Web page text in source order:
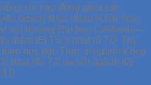
chỉ dao động giữa các
ngành khác nhau ở bậc học
với trường Đại học California –
điểm IELTS ít nhất là 7.0. Tuy
học bậc Thạc sĩ ngành Khoa
tăng lên 7.5 và với ngành Kỹ